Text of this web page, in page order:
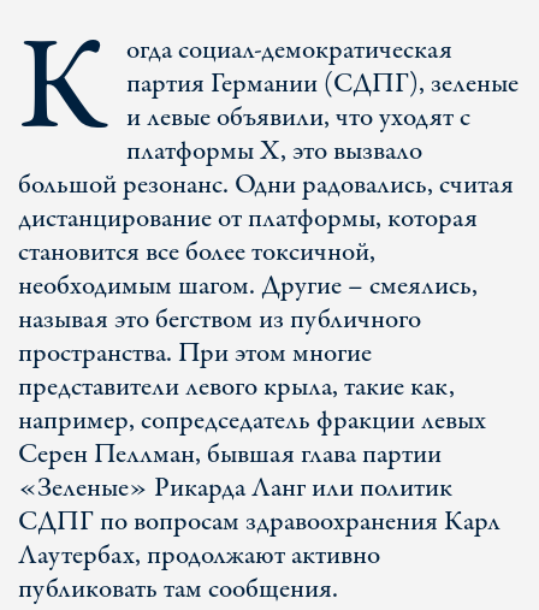
К огда социал-демократическая
партия Германии (СДПГ), зеленые
и левые объявили, что уходят с
платформы X, это вызвало
большой резонанс. Одни радовались, считая
дистанцирование от платформы, которая
становится все более токсичной,
необходимым шагом. Другие – смеялись,
называя это бегством из публичного
пространства. При этом многие
представители левого крыла, такие как,
например, сопредседатель фракции левых
Серен Пеллман, бывшая глава партии
«Зеленые» Рикарда Ланг или политик
СДПГ по вопросам здравоохранения Карл
Лаутербах, продолжают активно
публиковать там сообщения.